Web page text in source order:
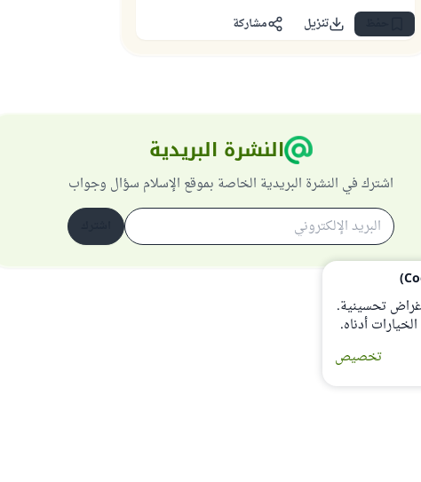
تنزيل مشاركة
النشرة البريدية
اشترك في النشرة البريدية الخاصة بموقع الإسلام سؤال وجواب
تحسينية.
أدناه.
تخصيص